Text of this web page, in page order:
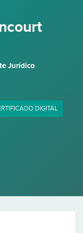
Jurídico
DIGITAL